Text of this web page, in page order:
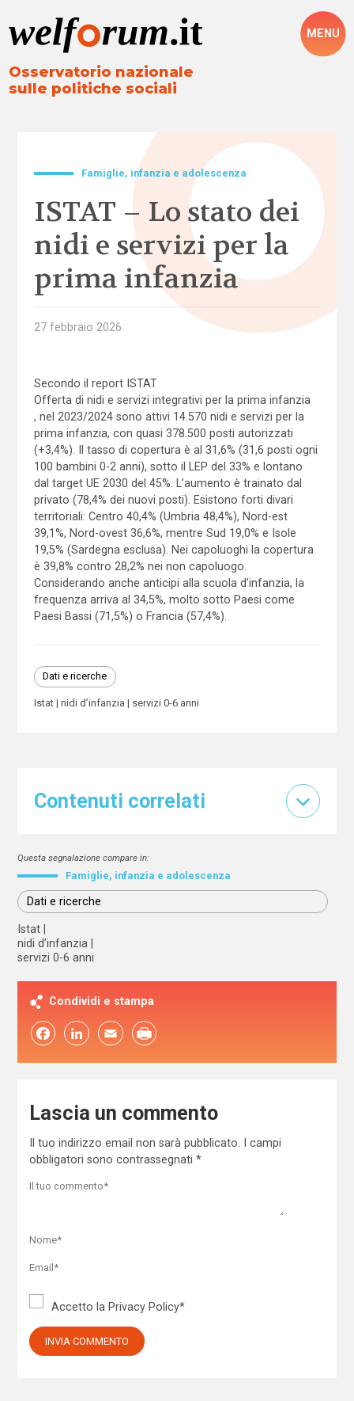
Osservatorio nazionale
sulle politiche sociali
MENU
Famiglie, infanzia e adolescenza
ISTAT – Lo stato dei
nidi e servizi per la
prima infanzia
27 febbraio 2026
Secondo il report ISTAT
Offerta di nidi e servizi integrativi per la prima infanzia
, nel 2023/2024 sono attivi 14.570 nidi e servizi per la
prima infanzia, con quasi 378.500 posti autorizzati
(+3,4%). Il tasso di copertura è al 31,6% (31,6 posti ogni
100 bambini 0-2 anni), sotto il LEP del 33% e lontano
dal target UE 2030 del 45%. L’aumento è trainato dal
privato (78,4% dei nuovi posti). Esistono forti divari
territoriali: Centro 40,4% (Umbria 48,4%), Nord-est
39,1%, Nord-ovest 36,6%, mentre Sud 19,0% e Isole
19,5% (Sardegna esclusa). Nei capoluoghi la copertura
è 39,8% contro 28,2% nei non capoluogo.
Considerando anche anticipi alla scuola d’infanzia, la
frequenza arriva al 34,5%, molto sotto Paesi come
Paesi Bassi (71,5%) o Francia (57,4%).
Dati e ricerche
Istat nidi d’infanzia servizi 0-6 anni
Contenuti correlati
Questa segnalazione compare in:
Famiglie, infanzia e adolescenza
Dati e ricerche
Istat
nidi d’infanzia
servizi 0-6 anni
Condividi e stampa
FacebookLinkedIn Email
Lascia un commento
Il tuo indirizzo email non sarà pubblicato.
I campi
obbligatori sono contrassegnati *
Accetto la Privacy Policy*